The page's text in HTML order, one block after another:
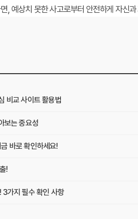
, 예상치 못한 사고로부터 안전하게 자신
비교 사이트 활용법
보는 중요성
바로 확인하세요!
!
3가지 필수 확인 사항